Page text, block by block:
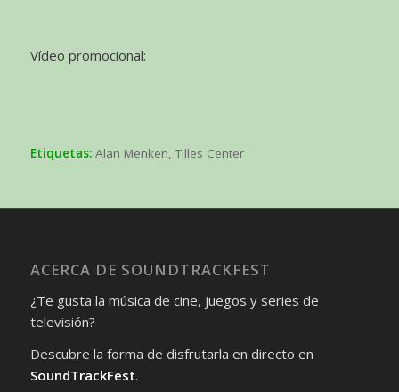
Vídeo promocional:
Etiquetas: Alan Menken, Tilles Center
ACERCA DE SOUNDTRACKFEST
¿Te gusta la música de cine, juegos y series de
televisión?
Descubre la forma de disfrutarla en directo en
SoundTrackFest.